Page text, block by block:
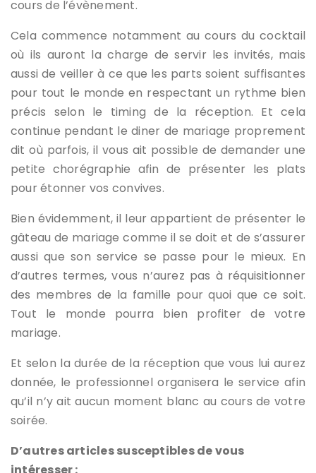
cours de l’évènement.
Cela commence notamment au cours du cocktail
où ils auront la charge de servir les invités, mais
aussi de veiller à ce que les parts soient suffisantes
pour tout le monde en respectant un rythme bien
précis selon le timing de la réception. Et cela
continue pendant le diner de mariage proprement
dit où parfois, il vous ait possible de demander une
petite chorégraphie afin de présenter les plats
pour étonner vos convives.
Bien évidemment, il leur appartient de présenter le
gâteau de mariage comme il se doit et de s’assurer
aussi que son service se passe pour le mieux. En
d’autres termes, vous n’aurez pas à réquisitionner
des membres de la famille pour quoi que ce soit.
Tout le monde pourra bien profiter de votre
mariage.
Et selon la durée de la réception que vous lui aurez
donnée, le professionnel organisera le service afin
qu’il n’y ait aucun moment blanc au cours de votre
soirée.
D’autres articles susceptibles de vous